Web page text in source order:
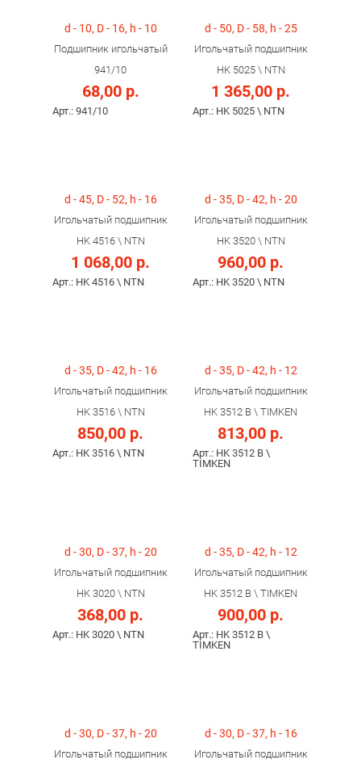
d - 10, D - 16, h - 10
Подшипник игольчатый
941/10
68,00 р.
Арт.: 941/10
d - 50, D - 58, h - 25
Игольчатый подшипник
HK 5025 \ NTN
1 365,00 р.
Арт.: HK 5025 \ NTN
d - 45, D - 52, h - 16
Игольчатый подшипник
HK 4516 \ NTN
1 068,00 р.
Арт.: HK 4516 \ NTN
d - 35, D - 42, h - 20
Игольчатый подшипник
HK 3520 \ NTN
960,00 р.
Арт.: HK 3520 \ NTN
d - 35, D - 42, h - 16
Игольчатый подшипник
HK 3516 \ NTN
850,00 р.
Арт.: HK 3516 \ NTN
d - 35, D - 42, h - 12
Игольчатый подшипник
HK 3512 B \ TIMKEN
813,00 р.
Арт.: HK 3512 B \
TIMKEN
d - 30, D - 37, h - 20
Игольчатый подшипник
HK 3020 \ NTN
368,00 р.
Арт.: HK 3020 \ NTN
d - 35, D - 42, h - 12
Игольчатый подшипник
HK 3512 B \ TIMKEN
900,00 р.
Арт.: HK 3512 B \
TIMKEN
d - 30, D - 37, h - 20
Игольчатый подшипник
d - 30, D - 37, h - 16
Игольчатый подшипник